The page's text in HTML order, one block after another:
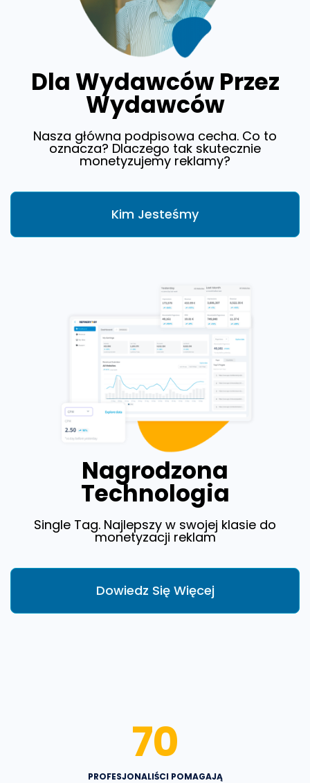
Dla Wydawców Przez
Wydawców
Nasza główna podpisowa cecha. Co to
oznacza? Dlaczego tak skutecznie
monetyzujemy reklamy?
Kim Jesteśmy
Nagrodzona
Technologia
Single Tag. Najlepszy w swojej klasie do
monetyzacji reklam
Dowiedz Się Więcej
PROFESJONALIŚCI POMAGAJĄ
70